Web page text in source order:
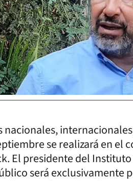
nacionales,
se realizará en el
El presidente del
será exclusivamente